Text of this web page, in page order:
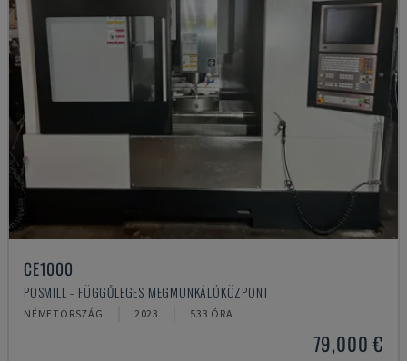
CE1000
POSMILL - FÜGGŐLEGES MEGMUNKÁLÓKÖZPONT
NÉMETORSZÁG 2023 533 ÓRA
79,000 €